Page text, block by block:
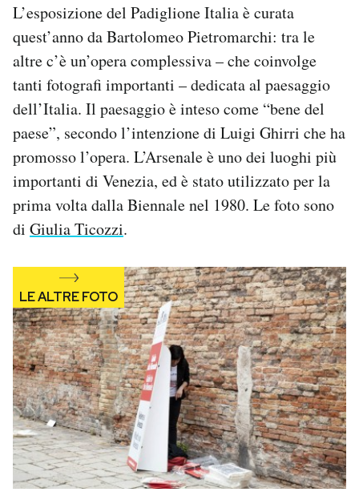
Newsletter
Notifiche mobile
Regala il Post
Hai bisogno di aiuto?
Esci
L’esposizione del Padiglione Italia è curata
quest’anno da Bartolomeo Pietromarchi: tra le
altre c’è un’opera complessiva – che coinvolge
tanti fotografi importanti – dedicata al paesaggio
dell’Italia. Il paesaggio è inteso come “bene del
paese”, secondo l’intenzione di Luigi Ghirri che ha
promosso l’opera. L’Arsenale è uno dei luoghi più
importanti di Venezia, ed è stato utilizzato per la
prima volta dalla Biennale nel 1980. Le foto sono
di Giulia Ticozzi.